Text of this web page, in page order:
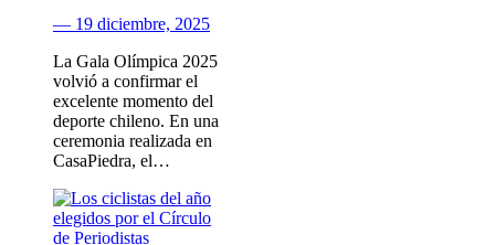
— 19 diciembre, 2025
La Gala Olímpica 2025
volvió a confirmar el
excelente momento del
deporte chileno. En una
ceremonia realizada en
CasaPiedra, el…